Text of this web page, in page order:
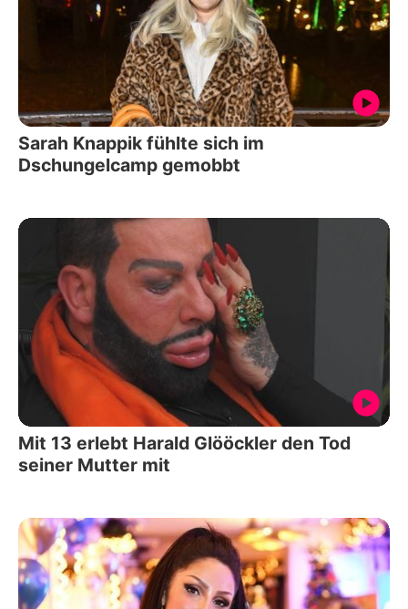
Sarah Knappik fühlte sich im
Dschungelcamp gemobbt
Mit 13 erlebt Harald Glööckler den Tod
seiner Mutter mit